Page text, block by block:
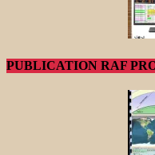
PUBLICATION RAF